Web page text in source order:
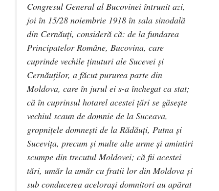
Congresul General al Bucovinei întrunit azi,
joi în 15/28 noiembrie 1918 în sala sinodală
din Cernăuţi, consideră că: de la fundarea
Principatelor Române, Bucovina, care
cuprinde vechile ţinuturi ale Sucevei şi
Cernăuţilor, a făcut pururea parte din
Moldova, care în jurul ei s-a închegat ca stat;
că în cuprinsul hotarel acestei ţări se găseşte
vechiul scaun de domnie de la Suceava,
gropniţele domneşti de la Rădăuţi, Putna şi
Suceviţa, precum şi multe alte urme şi amintiri
scumpe din trecutul Moldovei; că fii acestei
tări, umăr la umăr cu fratii lor din Moldova şi
sub conducerea aceloraşi domnitori au apărat